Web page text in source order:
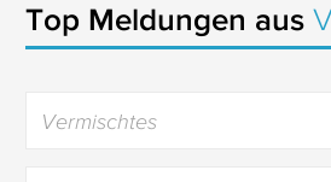
Top Meldungen aus
Vermischtes